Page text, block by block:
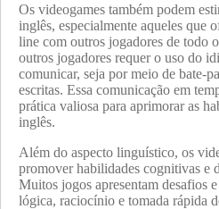
Os videogames também podem
inglês, especialmente aqueles que
line com outros jogadores de todo
outros jogadores requer o uso do
comunicar, seja por meio de bate-
escritas. Essa comunicação em
prática valiosa para aprimorar as
inglês.
Além do aspecto linguístico, os
promover habilidades cognitivas e
Muitos jogos apresentam desafios
lógica, raciocínio e tomada rápida